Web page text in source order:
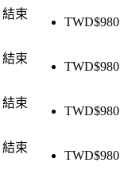
結束
TWD$980
結束
TWD$980
結束
TWD$980
結束
TWD$980